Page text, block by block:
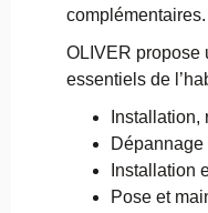
complémentaires.
OLIVER propose
essentiels de
Installation
Pose et